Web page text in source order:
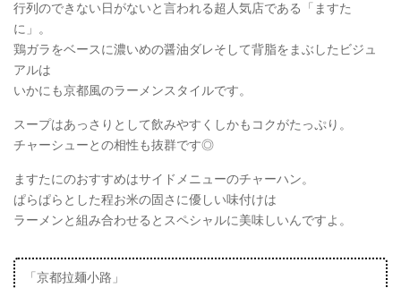
行列のできない日がないと言われる超人気店である「ますた
に」。
鶏ガラをベースに濃いめの醤油ダレそして背脂をまぶしたビジュ
アルは
いかにも京都風のラーメンスタイルです。
スープはあっさりとして飲みやすくしかもコクがたっぷり。
チャーシューとの相性も抜群です◎
ますたにのおすすめはサイドメニューのチャーハン。
ぱらぱらとした程お米の固さに優しい味付けは
ラーメンと組み合わせるとスペシャルに美味しいんですよ。
「京都拉麺小路」